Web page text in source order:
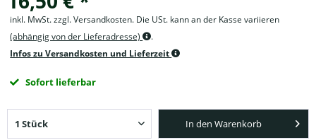
inkl. MwSt. zzgl. Versandkosten. Die USt. kann an der Kasse variieren
(abhängig von der Lieferadresse)
.
Infos zu Versandkosten und Lieferzeit
Sofort lieferbar
In den Warenkorb